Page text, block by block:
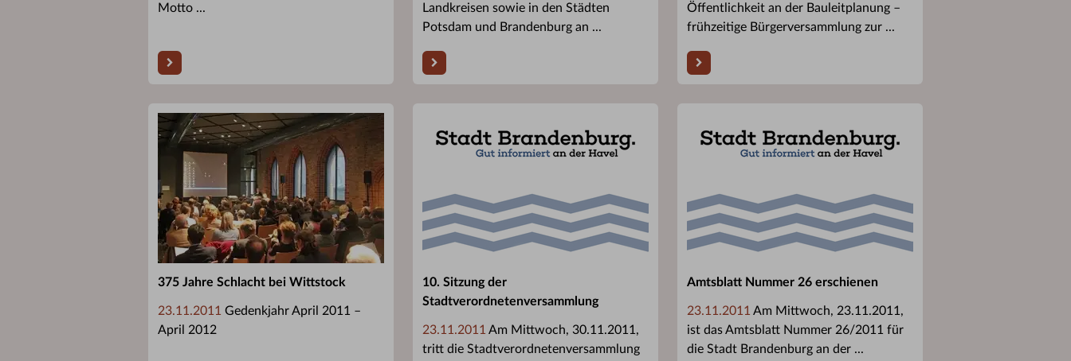
Motto ...
Landkreisen sowie in den Städten
Potsdam und Brandenburg an ...
Öffentlichkeit an der Bauleitplanung –
frühzeitige Bürgerversammlung zur ...
375 Jahre Schlacht bei Wittstock
23.11.2011 Gedenkjahr April 2011 –
April 2012
10. Sitzung der
Stadtverordnetenversammlung
23.11.2011 Am Mittwoch, 30.11.2011,
tritt die Stadtverordnetenversammlung
Amtsblatt Nummer 26 erschienen
23.11.2011 Am Mittwoch, 23.11.2011,
ist das Amtsblatt Nummer 26/2011 für
die Stadt Brandenburg an der ...